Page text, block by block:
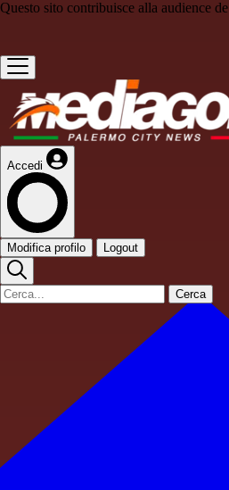
Questo sito contribuisce alla audience de
Accedi
Modifica profilo Logout
Cerca